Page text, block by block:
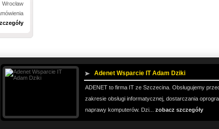
Adenet Wsparcie IT Adam Dziki
ADENET to firma IT ze Szczecina. Obsługujemy
zakresie obsługi informatycznej, dostarczania
naprawy komputerów. Dzi... zobacz szczegóły